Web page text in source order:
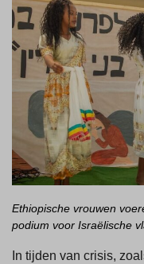
Ethiopische vrouwen
podium voor Israëlische
In tijden van crisis,